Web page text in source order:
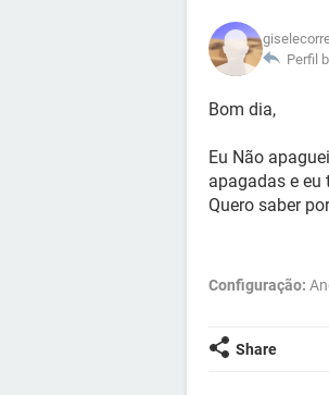
Perfil
Bom dia,
Eu Não
apagadas e eu
Quero saber
Configuração:
Share